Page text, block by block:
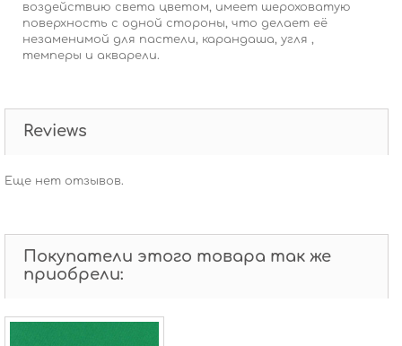
воздействию света цветом, имеет шероховатую
поверхность с одной стороны, что делает её
незаменимой для пастели, карандаша, угля ,
темперы и акварели.
Reviews
Еще нет отзывов.
Покупатели этого товара так же
приобрели: